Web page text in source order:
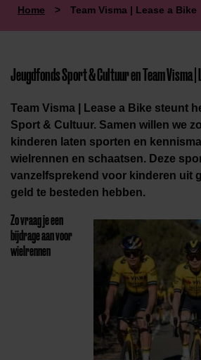
Home > Team Visma | Lease a Bike
Jeugdfonds Sport & Cultuur en Team Visma |
Team Visma | Lease a Bike steunt
Sport & Cultuur. Samen willen we
kinderen laten sporten en
wielrennen en schaatsen. Deze
vanzelfsprekend voor kinderen uit
geld te besteden hebben.
Zo vraag je een
bijdrage aan voor
wielrennen